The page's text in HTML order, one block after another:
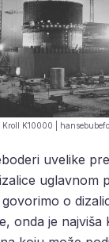
Kroll K10000 |
uvelike
uglavnom
o
onda je najviša